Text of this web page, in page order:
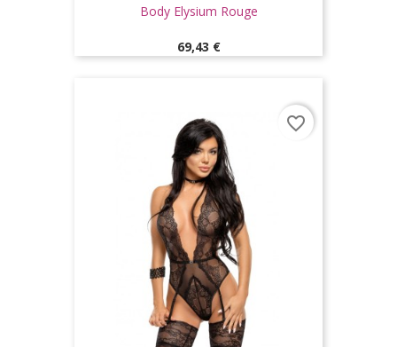
Body Elysium Rouge
Prix
69,43 €
favorite_border